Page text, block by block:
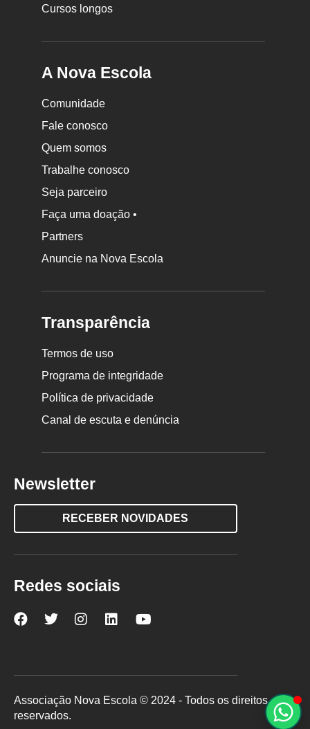
Cursos longos
A Nova Escola
Comunidade
Fale conosco
Quem somos
Trabalhe conosco
Seja parceiro
Faça uma doação •
Partners
Anuncie na Nova Escola
Transparência
Termos de uso
Programa de integridade
Política de privacidade
Canal de escuta e denúncia
Newsletter
RECEBER NOVIDADES
Redes sociais
Nova
Facebook
Nova
Twitter
Nova
Instagram
Nova
LinkedInYouTube
Associação Nova Escola © 2024 - Todos os direitos
reservados.